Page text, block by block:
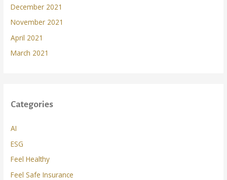
December 2021
November 2021
April 2021
March 2021
Categories
AI
ESG
Feel Healthy
Feel Safe Insurance